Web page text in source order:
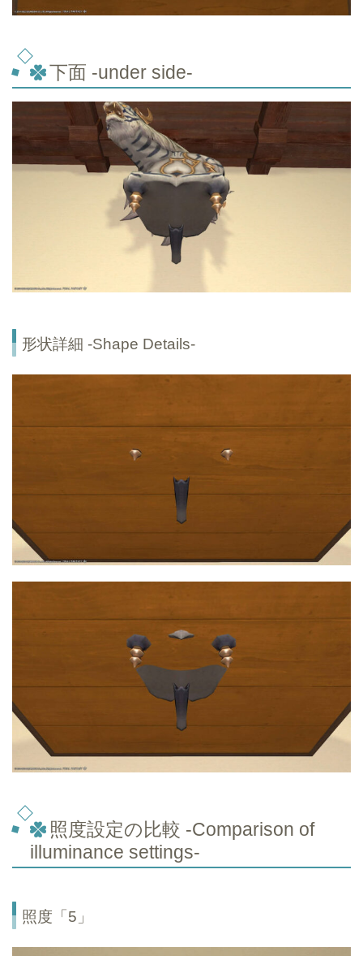
下面 -under side-
形状詳細 -Shape Details-
照度設定の比較 -Comparison of
illuminance settings-
照度「5」